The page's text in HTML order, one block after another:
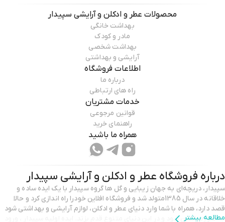
محصولات عطر و ادکلن و آرایشی سپیدار
بهداشت خانگی
مادر و کودک
بهداشت شخصی
آرایشی و بهداشتی
اطلاعات فروشگاه
درباره ما
راه های ارتباطی
خدمات مشتریان
قوانین مرجوعی
راهنمای خرید
همراه ما باشید
درباره فروشگاه عطر و ادکلن و آرایشی سپیدار
سپیدار، دریچه‌ای به جهان زیبایی و گل ها گروه سپیدار با یک ایده‌ ساده و
خلاقانه در سال 1385متولد شد و فروشگاه افلاین خودرا راه اندازی کرد و حالا
قصد دارد، همراه با شما وارد دنیای عطر و ادکلن، لوازم آرایشی و بهداشتی شود
مطالعه بیشتر